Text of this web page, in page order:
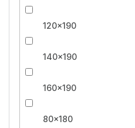
120x190
140x190
160x190
80x180